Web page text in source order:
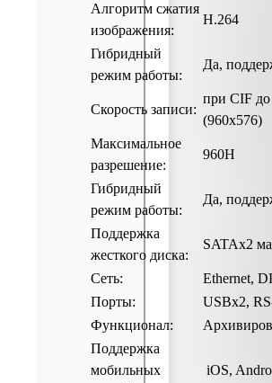
Алгоритм сжатия
изображения:
H.264
Гибридный
режим работы:
Да,
Скорость записи:
при CIF до
(960х576)
Максимальное
разрешение:
960H
Гибридный
режим работы:
Да,
Поддержка
жесткого диска:
SATAх2
Сеть:
Ethernet,
Порты:
USBх2,
Функционал:
Поддержка
мобильных
iOS,